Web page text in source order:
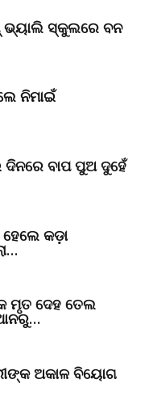
ଭ୍ୟାଲି ସ୍କୁଲରେ ବନ
ନିମାଇଁ
ଦିନରେ ବାପ ପୁଅ ଦୁହେଁ
କଡ଼ା
ମୃତ ଦେହ ତେଲ
ଅକାଳ ବିୟୋଗ